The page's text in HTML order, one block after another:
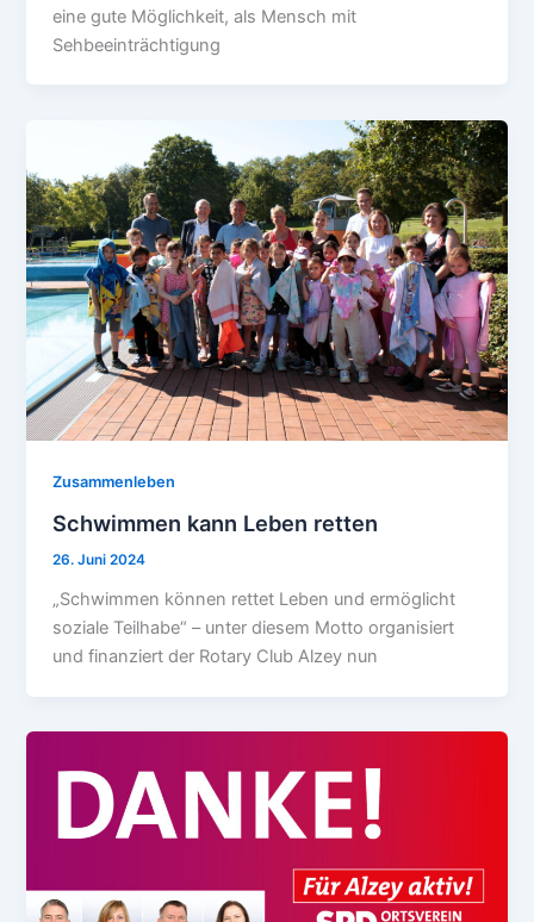
eine gute Möglichkeit, als Mensch mit
Sehbeeinträchtigung
Zusammenleben
Schwimmen kann Leben retten
26. Juni 2024
„Schwimmen können rettet Leben und ermöglicht
soziale Teilhabe“ – unter diesem Motto organisiert
und finanziert der Rotary Club Alzey nun